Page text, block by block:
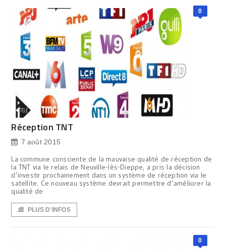
0
Réception TNT
7 août 2015
La commune consciente de la mauvaise qualité de réception de
la TNT via le relais de Neuville-lès-Dieppe, a pris la décision
d’investir prochainement dans un système de réception via le
satellite. Ce nouveau système devrait permettre d’améliorer la
qualité de
PLUS D'INFOS
0